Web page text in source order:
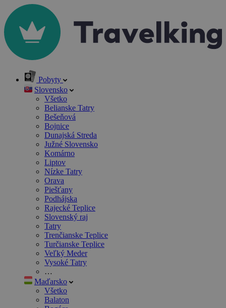
Pobyty
Slovensko
Všetko
Belianske Tatry
Bešeňová
Bojnice
Dunajská Streda
Južné Slovensko
Komárno
Liptov
Nízke Tatry
Orava
Piešťany
Podhájska
Rajecké Teplice
Slovenský raj
Tatry
Trenčianske Teplice
Turčianske Teplice
Veľký Meder
Vysoké Tatry
…
Maďarsko
Všetko
Balaton